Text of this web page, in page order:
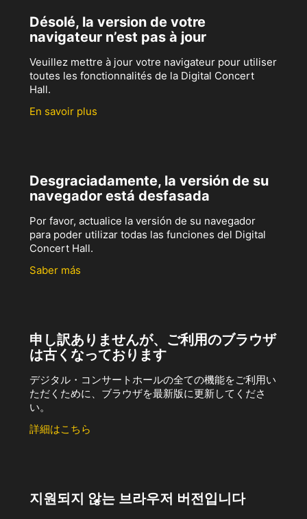
Désolé, la version de votre
navigateur n’est pas à jour
Veuillez mettre à jour votre navigateur pour utiliser
toutes les fonctionnalités de la Digital Concert
Hall.
En savoir plus
Desgraciadamente, la versión de su
navegador está desfasada
Por favor, actualice la versión de su navegador
para poder utilizar todas las funciones del Digital
Concert Hall.
Saber más
申し訳ありませんが、ご利用のブラウザ
は古くなっております
デジタル・コンサートホールの全ての機能をご利用い
ただくために、ブラウザを最新版に更新してくださ
い。
詳細はこちら
지원되지 않는 브라우저 버전입니다